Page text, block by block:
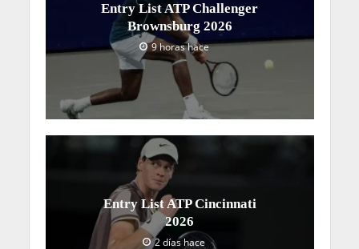
Entry List ATP Challenger
Brownsburg 2026
9 horas hace
Entry List ATP Cincinnati
2026
2 días hace